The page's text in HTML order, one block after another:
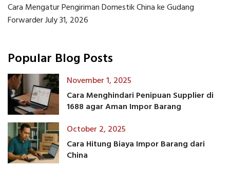
Cara Mengatur Pengiriman Domestik China ke Gudang
ForwarderJuly 31, 2026
Popular Blog Posts
November 1, 2025
Cara Menghindari Penipuan Supplier di
1688 agar Aman Impor Barang
October 2, 2025
Cara Hitung Biaya Impor Barang dari
China